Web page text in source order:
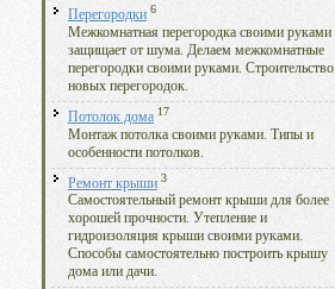
Перегородки 6
Межкомнатная перегородка своими руками
защищает от шума. Делаем межкомнатные
перегородки своими руками. Строительство
новых перегородок.
Потолок дома 17
Монтаж потолка своими руками. Типы и
особенности потолков.
Ремонт крыши 3
Самостоятельный ремонт крыши для более
хорошей прочности. Утепление и
гидроизоляция крыши своими руками.
Способы самостоятельно построить крышу
дома или дачи.